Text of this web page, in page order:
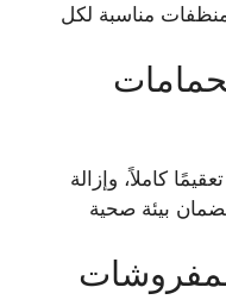
منظفات مناسبة لكل
كاملاً، وإزالة
بيئة صحية